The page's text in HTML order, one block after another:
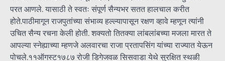
परत आणले. यासाठी ते स्वतः संपूर्ण सैन्यभर सतत हालचाल करीत
होते.पाठीमागून राजपुतांच्या संभाव्य हल्ल्यापासून रक्षण व्हावे म्हणून त्यांनी
उचित सैन्य रचना केली होती. शक्यतो तितक्या लांबलांबच्या मजला मारत ते
आपल्या स्नेह्याच्या म्हणजे अलवारचा राजा प्रतापसिंग यांच्या राज्यात येऊन
पोचले.११ऑगस्ट१७८७ रोजी डिगेजवळ सिसवाडा येथे सुरक्षित स्थळी